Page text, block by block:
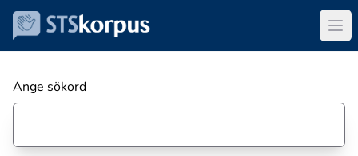
Ange sökord